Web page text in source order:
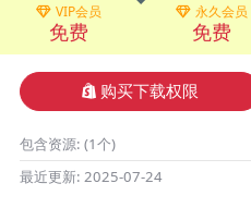
VIP会员
免费
永久会员
免费
购买下载权限
包含资源: (1个)
最近更新: 2025-07-24